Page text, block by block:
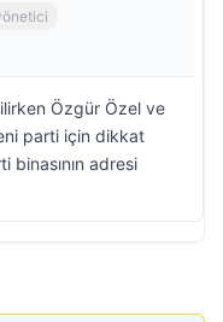
Özgür Özel ve
parti için dikkat
binasının adresi